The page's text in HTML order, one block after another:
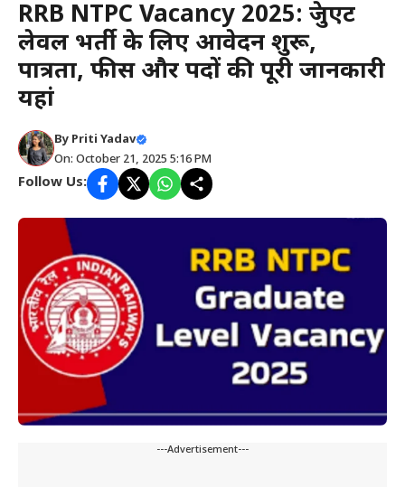
RRB NTPC Vacancy 2025: ग्रेजुएट
लेवल भर्ती के लिए आवेदन शुरू,
पात्रता, फीस और पदों की पूरी जानकारी
यहां
By Priti Yadav
On: October 21, 2025 5:16 PM
Follow Us:
---Advertisement---